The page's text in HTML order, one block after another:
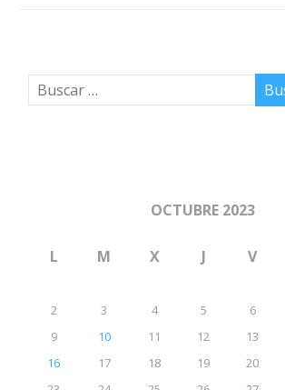
OCTUBRE 2023
L M X J V
2
3 4 5 6
9
10 11 12 13
16
17 18 19 20